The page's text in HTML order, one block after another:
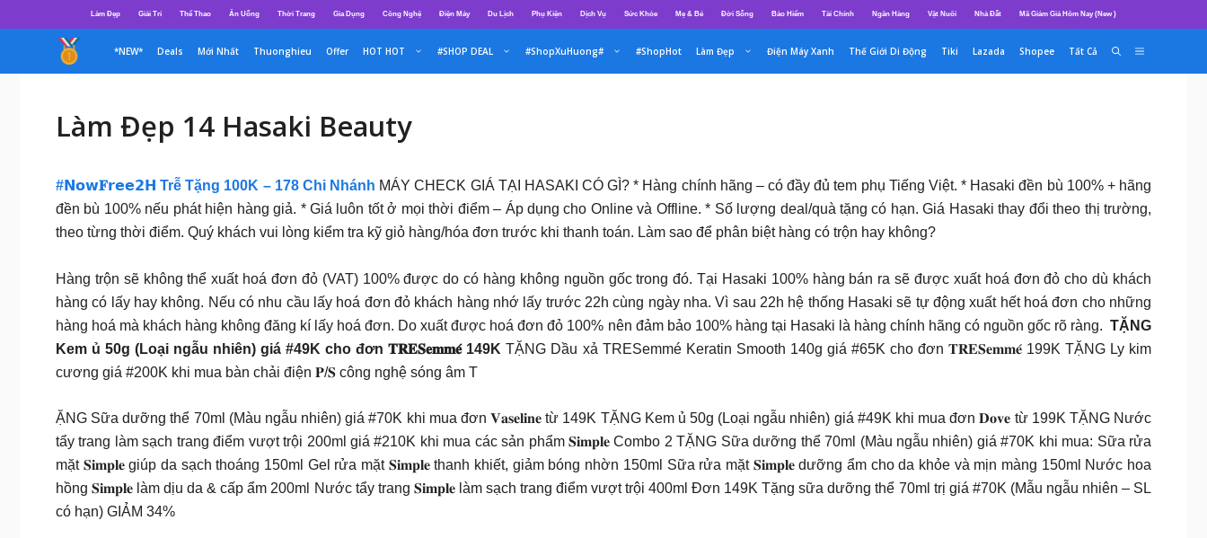
đến
dung
Làm Đẹp Giải Trí Thể Thao Ăn Uống Thời Trang Gia Dụng Công Nghệ Điện Máy Du Lịch Phụ Kiện Dịch Vụ Sức Khỏe Mẹ & Bé Đời Sống Bảo Hiểm Tài Chính Ngân Hàng Vật Nuôi Nhà Đất Mã Giảm Giá Hôm Nay (New )
*NEW* Deals Mới Nhất Thuonghieu Offer HOT HOT #SHOP DEAL #ShopXuHuong# #ShopHot Làm Đẹp Điện Máy Xanh Thế Giới Di Động Tiki Lazada Shopee Tất Cả
Làm Đẹp 14 Hasaki Beauty
#𝗡𝗼𝘄𝐅𝗿𝗲𝗲𝟮𝗛 Trễ Tặng 100K – 178 Chi Nhánh MÁY CHECK GIÁ TẠI HASAKI CÓ GÌ?* Hàng chính hãng – có đầy đủ tem phụ Tiếng Việt. * Hasaki đền bù 100% + hãng
đền bù 100% nếu phát hiện hàng giả. * Giá luôn tốt ở mọi thời điểm – Áp dụng cho Online và Offline. * Số lượng deal/quà tặng có hạn. Giá Hasaki thay đổi theo thị trường,
theo từng thời điểm. Quý khách vui lòng kiểm tra kỹ giỏ hàng/hóa đơn trước khi thanh toán. Làm sao để phân biệt hàng có trộn hay không?
Hàng trộn sẽ không thể xuất hoá đơn đỏ (VAT) 100% được do có hàng không nguồn gốc trong đó. Tại Hasaki 100% hàng bán ra sẽ được xuất hoá đơn đỏ cho dù khách
hàng có lấy hay không. Nếu có nhu cầu lấy hoá đơn đỏ khách hàng nhớ lấy trước 22h cùng ngày nha. Vì sau 22h hệ thống Hasaki sẽ tự động xuất hết hoá đơn cho những
hàng hoá mà khách hàng không đăng kí lấy hoá đơn. Do xuất được hoá đơn đỏ 100% nên đảm bảo 100% hàng tại Hasaki là hàng chính hãng có nguồn gốc rõ ràng. TẶNG
Kem ủ 50g (Loại ngẫu nhiên) giá #49K cho đơn 𝐓𝐑𝐄𝐒𝐞𝐦𝐦𝐞́ 149K TẶNG Dầu xả TRESemmé Keratin Smooth 140g giá #65K cho đơn 𝐓𝐑𝐄𝐒𝐞𝐦𝐦𝐞́ 199K TẶNG Ly kim
cương giá #200K khi mua bàn chải điện 𝐏/𝐒 công nghệ sóng âm T
ẶNG Sữa dưỡng thể 70ml (Màu ngẫu nhiên) giá #70K khi mua đơn 𝐕𝐚𝐬𝐞𝐥𝐢𝐧𝐞 từ 149K TẶNG Kem ủ 50g (Loại ngẫu nhiên) giá #49K khi mua đơn 𝐃𝐨𝐯𝐞 từ 199K TẶNG Nước
tẩy trang làm sạch trang điểm vượt trội 200ml giá #210K khi mua các sản phẩm 𝐒𝐢𝐦𝐩𝐥𝐞 Combo 2 TẶNG Sữa dưỡng thể 70ml (Màu ngẫu nhiên) giá #70K khi mua: Sữa rửa
mặt 𝐒𝐢𝐦𝐩𝐥𝐞 giúp da sạch thoáng 150ml Gel rửa mặt 𝐒𝐢𝐦𝐩𝐥𝐞 thanh khiết, giảm bóng nhờn 150ml Sữa rửa mặt 𝐒𝐢𝐦𝐩𝐥𝐞 dưỡng ẩm cho da khỏe và mịn màng 150ml Nước hoa
hồng 𝐒𝐢𝐦𝐩𝐥𝐞 làm dịu da & cấp ẩm 200ml Nước tẩy trang 𝐒𝐢𝐦𝐩𝐥𝐞 làm sạch trang điểm vượt trội 400ml Đơn 149K Tặng sữa dưỡng thể 70ml trị giá #70K (Mẫu ngẫu nhiên – SL
có hạn) GIẢM 34%